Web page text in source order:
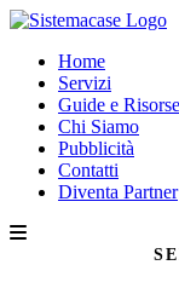
Home
Servizi
Guide e Risorse
Chi Siamo
Pubblicità
Contatti
Diventa Partner